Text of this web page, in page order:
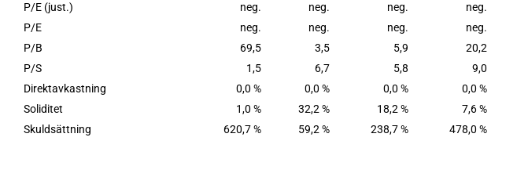
P/E (just.)
neg. neg. neg. neg.
P/E
neg. neg. neg. neg.
P/B
69,5 3,5 5,9 20,2
P/S
1,5 6,7 5,8 9,0
Direktavkastning
0,0 % 0,0 % 0,0 % 0,0 %
Soliditet
1,0 % 32,2 % 18,2 % 7,6 %
Skuldsättning
620,7 % 59,2 % 238,7 % 478,0 %